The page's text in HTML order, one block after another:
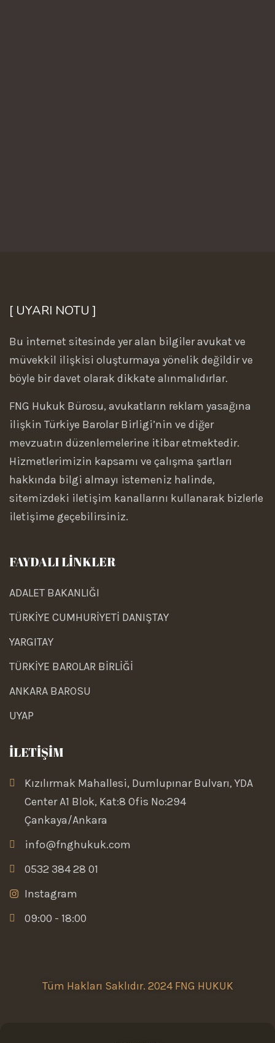
[ UYARI NOTU ]
Bu internet sitesinde yer alan bilgiler avukat ve
müvekkil ilişkisi oluşturmaya yönelik değildir ve
böyle bir davet olarak dikkate alınmalıdırlar.
FNG Hukuk Bürosu, avukatların reklam yasağına
ilişkin Türkiye Barolar Birligi’nin ve diğer
mevzuatın düzenlemelerine itibar etmektedir.
Hizmetlerimizin kapsamı ve çalışma şartları
hakkında bilgi almayı istemeniz halinde,
sitemizdeki iletişim kanallarını kullanarak bizlerle
iletişime geçebilirsiniz.
FAYDALI LİNKLER
ADALET BAKANLIĞI
TÜRKİYE CUMHURİYETİ DANIŞTAY
YARGITAY
TÜRKİYE BAROLAR BİRLİĞİ
ANKARA BAROSU
UYAP
İLETİŞİM
Kızılırmak Mahallesi, Dumlupınar Bulvarı, YDA
Center A1 Blok, Kat:8 Ofis No:294
Çankaya/Ankara
info@fnghukuk.com
0532 384 28 01
Instagram
09:00 - 18:00
Tüm Hakları Saklıdır. 2024 FNG HUKUK